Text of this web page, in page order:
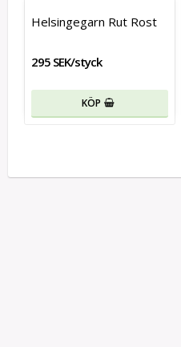
Helsingegarn Rut Rost
295 SEK/styck
KÖP